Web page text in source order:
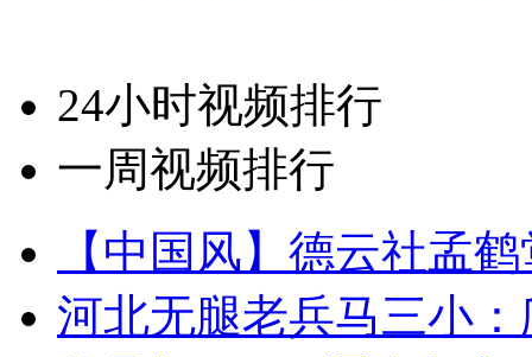
24小时视频排行
一周视频排行
【中国风】德云社孟
河北无腿老兵马三小